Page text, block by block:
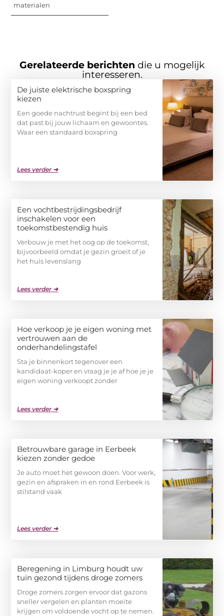
materialen
Gerelateerde berichten die u mogelijk
interesseren.
De juiste elektrische boxspring
kiezen
Een goede nachtrust begint bij een bed
dat past bij jouw lichaam en gewoontes.
Waar een standaard boxspring
Lees verder ➜
Een vochtbestrijdingsbedrijf
inschakelen voor een
toekomstbestendig huis
Verbouw je met het oog op de toekomst,
bijvoorbeeld omdat je gezin groeit of je
het huis levenslang
Lees verder ➜
Hoe verkoop je je eigen woning met
vertrouwen aan de
onderhandelingstafel
Sta je binnenkort tegenover een
kandidaat-koper en vraag je je af hoe je je
eigen woning verkoopt zonder
Lees verder ➜
Betrouwbare garage in Eerbeek
kiezen zonder gedoe
Je auto moet het gewoon doen. Voor werk,
gezin en afspraken in en rond Eerbeek is
stilstand vaak
Lees verder ➜
Beregening in Limburg houdt uw
tuin gezond tijdens droge zomers
Droge zomers zorgen ervoor dat gazons
sneller vergelen en planten moeite
krijgen om voldoende vocht op te nemen.